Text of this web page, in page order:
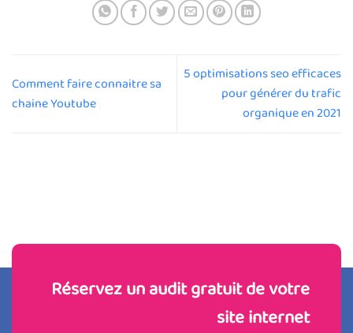
Comment faire connaitre sa
chaine Youtube
5 optimisations seo efficaces
pour générer du trafic
organique en 2021
Réservez un audit gratuit de votre
site internet